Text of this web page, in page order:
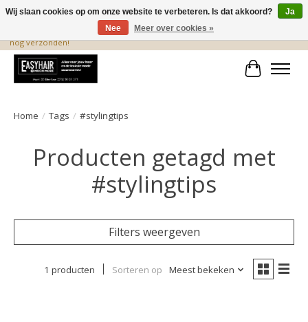
De beste produkten staan hier! Voor 15.00 uur besteld, wordt dezelfde dag
nog verzonden!
Home / Tags / #stylingtips
Producten getagd met
#stylingtips
Filters weergeven
1 producten Sorteren op Meest bekeken
Wij slaan cookies op om onze website te verbeteren. Is dat akkoord?
Ja
Nee
Meer over cookies »